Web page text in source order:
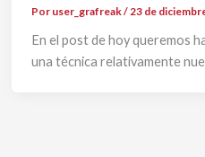
Por user_grafreak/23 de
En el post de hoy queremos
una técnica relativamente